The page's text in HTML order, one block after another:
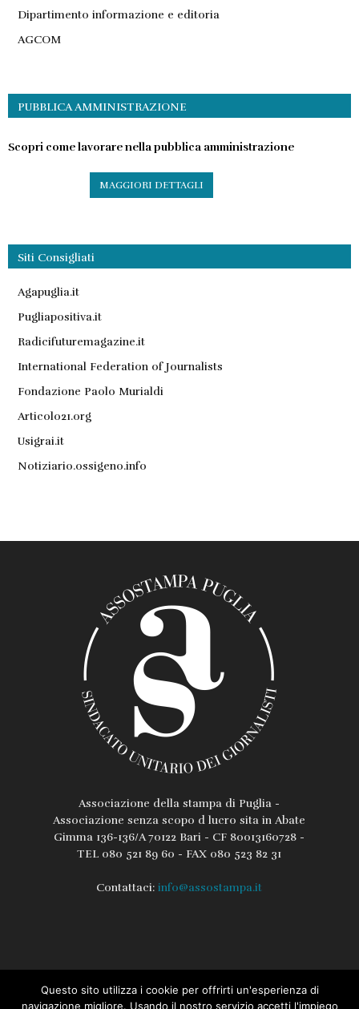
Dipartimento informazione e editoria
AGCOM
PUBBLICA AMMINISTRAZIONE
Scopri come lavorare nella pubblica amministrazione
MAGGIORI DETTAGLI
Siti Consigliati
Agapuglia.it
Pugliapositiva.it
Radicifuturemagazine.it
International Federation of Journalists
Fondazione Paolo Murialdi
Articolo21.org
Usigrai.it
Notiziario.ossigeno.info
Associazione della stampa di Puglia -
Associazione senza scopo d lucro sita in Abate
Gimma 136-136/A 70122 Bari - CF 80013160728 -
TEL 080 521 89 60 - FAX 080 523 82 31
Contattaci:info@assostampa.it
L’associazione Lo Statuto Regolamento
Questo sito utilizza i cookie per offrirti un'esperienza di
navigazione migliore. Usando il nostro servizio accetti l'impiego